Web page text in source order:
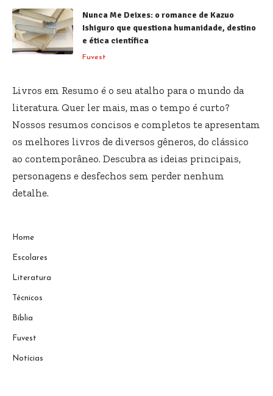
Nunca Me Deixes: o romance de Kazuo
Ishiguro que questiona humanidade, destino
e ética científica
Fuvest
Livros em Resumo é o seu atalho para o mundo da
literatura. Quer ler mais, mas o tempo é curto?
Nossos resumos concisos e completos te apresentam
os melhores livros de diversos gêneros, do clássico
ao contemporâneo. Descubra as ideias principais,
personagens e desfechos sem perder nenhum
detalhe.
Home
Escolares
Literatura
Técnicos
Bíblia
Fuvest
Notícias